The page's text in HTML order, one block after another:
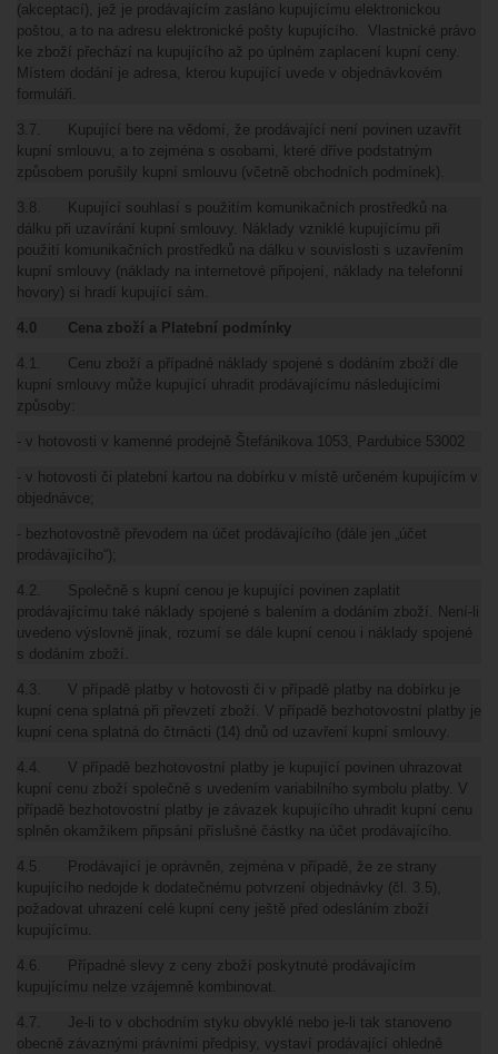
(akceptací), jež je prodávajícím zasláno kupujícímu elektronickou
poštou, a to na adresu elektronické pošty kupujícího. Vlastnické právo
ke zboží přechází na kupujícího až po úplném zaplacení kupní ceny.
Místem dodání je adresa, kterou kupující uvede v objednávkovém
formuláři.
3.7. Kupující bere na vědomí, že prodávající není povinen uzavřít
kupní smlouvu, a to zejména s osobami, které dříve podstatným
způsobem porušily kupní smlouvu (včetně obchodních podmínek).
3.8. Kupující souhlasí s použitím komunikačních prostředků na
dálku při uzavírání kupní smlouvy. Náklady vzniklé kupujícímu při
použití komunikačních prostředků na dálku v souvislosti s uzavřením
kupní smlouvy (náklady na internetové připojení, náklady na telefonní
hovory) si hradí kupující sám.
4.0 Cena zboží a Platební podmínky
4.1. Cenu zboží a případné náklady spojené s dodáním zboží dle
kupní smlouvy může kupující uhradit prodávajícímu následujícími
způsoby:
- v hotovosti v kamenné prodejně Štefánikova 1053, Pardubice 53002
- v hotovosti či platební kartou na dobírku v místě určeném kupujícím v
objednávce;
- bezhotovostně převodem na účet prodávajícího (dále jen „účet
prodávajícího“);
4.2. Společně s kupní cenou je kupující povinen zaplatit
prodávajícímu také náklady spojené s balením a dodáním zboží. Není-li
uvedeno výslovně jinak, rozumí se dále kupní cenou i náklady spojené
s dodáním zboží.
4.3. V případě platby v hotovosti či v případě platby na dobírku je
kupní cena splatná při převzetí zboží. V případě bezhotovostní platby je
kupní cena splatná do čtrnácti (14) dnů od uzavření kupní smlouvy.
4.4. V případě bezhotovostní platby je kupující povinen uhrazovat
kupní cenu zboží společně s uvedením variabilního symbolu platby. V
případě bezhotovostní platby je závazek kupujícího uhradit kupní cenu
splněn okamžikem připsání příslušné částky na účet prodávajícího.
4.5. Prodávající je oprávněn, zejména v případě, že ze strany
kupujícího nedojde k dodatečnému potvrzení objednávky (čl. 3.5),
požadovat uhrazení celé kupní ceny ještě před odesláním zboží
kupujícímu.
4.6. Případné slevy z ceny zboží poskytnuté prodávajícím
kupujícímu nelze vzájemně kombinovat.
4.7. Je-li to v obchodním styku obvyklé nebo je-li tak stanoveno
obecně závaznými právními předpisy, vystaví prodávající ohledně